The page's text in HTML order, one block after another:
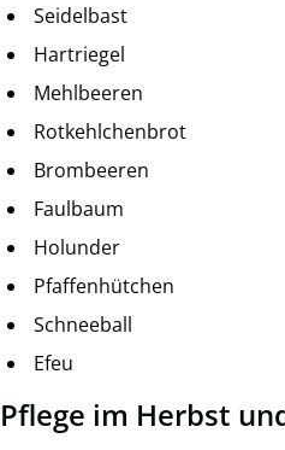
Seidelbast
Hartriegel
Mehlbeeren
Rotkehlchenbrot
Brombeeren
Faulbaum
Holunder
Pfaffenhütchen
Schneeball
Efeu
Pflege im Herbst